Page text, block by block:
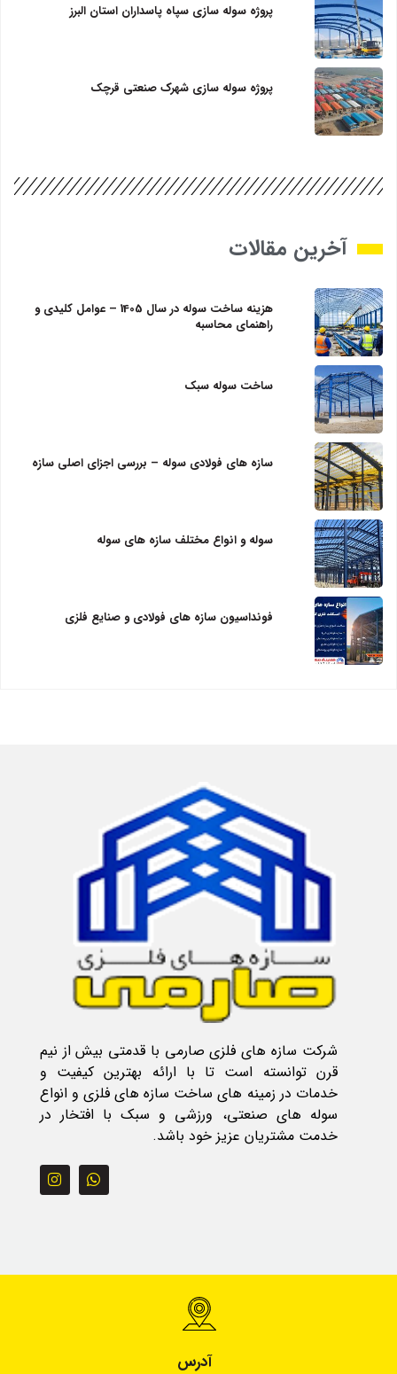
پروژه سوله سازی سپاه پاسداران استان البرز
پروژه سوله سازی شهرک صنعتی قرچک
آخرین مقالات
هزینه ساخت سوله در سال 1405 – عوامل کلیدی و
راهنمای محاسبه
ساخت سوله سبک
سازه‌ های فولادی سوله – بررسی اجزای اصلی سازه
سوله و انواع مختلف سازه های سوله
فونداسیون سازه های فولادی و صنایع فلزی
شرکت سازه های فلزی صارمی با قدمتی بیش از نیم
قرن توانسته است تا با ارائه بهترین کیفیت و
خدمات در زمینه های ساخت سازه های فلزی و انواع
سوله های صنعتی، ورزشی و سبک با افتخار در
خدمت مشتریان عزیز خود باشد.
آدرس